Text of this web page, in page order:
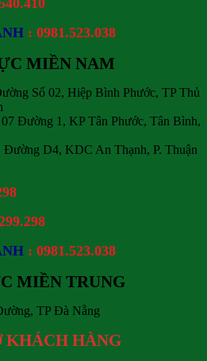
: 0981.523.038
MIỀN NAM
Số 02, Hiệp Bình Phước, TP Thủ
Đường 1, KP Tân Phước, Tân Bình,
D4, KDC An Thạnh, P. Thuận
: 0981.523.038
MIỀN TRUNG
TP Đà Nẵng
KHÁCH HÀNG